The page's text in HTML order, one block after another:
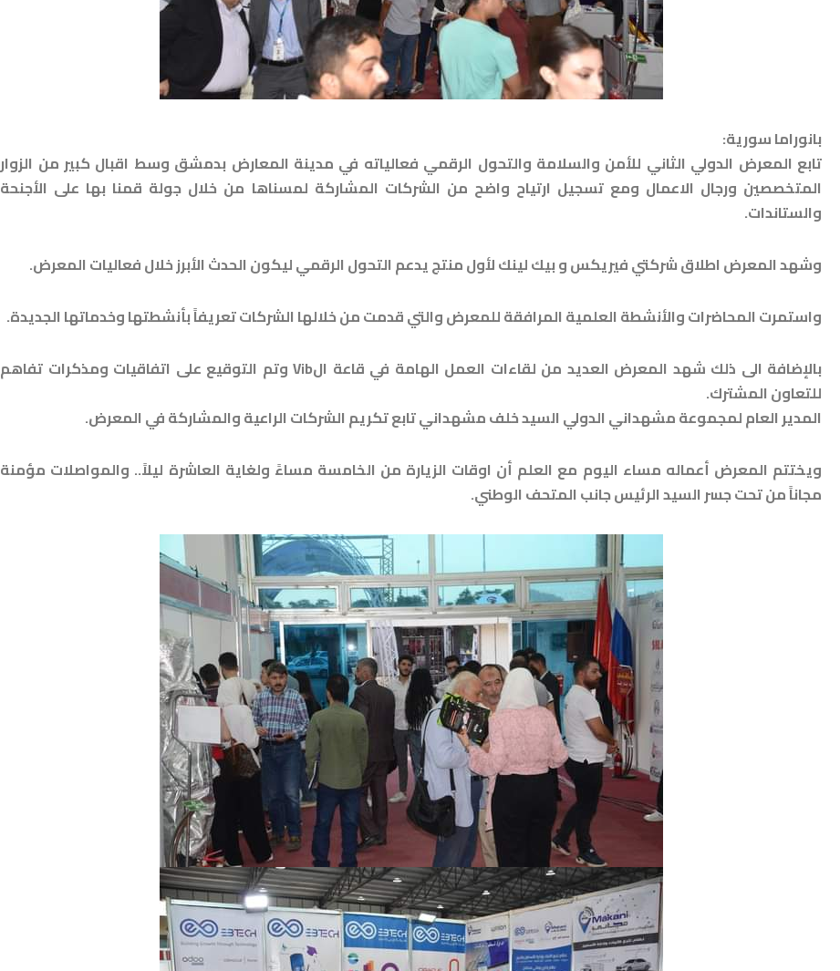
بانوراما سورية:
تابع المعرض الدولي الثاني للأمن والسلامة والتحول الرقمي فعالياته في مدينة المعارض بدمشق وسط اقبال كبير من الزوار
المتخصصين ورجال الاعمال ومع تسجيل ارتياح واضح من الشركات المشاركة لمسناها من خلال جولة قمنا بها على الأجنحة
والستاندات.
وشهد المعرض اطلاق شركتي فيريكس و بيك لينك لأول منتج يدعم التحول الرقمي ليكون الحدث الأبرز خلال فعاليات المعرض.
واستمرت المحاضرات والأنشطة العلمية المرافقة للمعرض والتي قدمت من خلالها الشركات تعريفاً بأنشطتها وخدماتها الجديدة.
بالإضافة الى ذلك شهد المعرض العديد من لقاءات العمل الهامة في قاعة الVib وتم التوقيع على اتفاقيات ومذكرات تفاهم
للتعاون المشترك.
المدير العام لمجموعة مشهداني الدولي السيد خلف مشهداني تابع تكريم الشركات الراعية والمشاركة في المعرض.
ويختتم المعرض أعماله مساء اليوم مع العلم أن اوقات الزيارة من الخامسة مساءً ولغاية العاشرة ليلاً.. والمواصلات مؤمنة
مجاناً من تحت جسر السيد الرئيس جانب المتحف الوطني.